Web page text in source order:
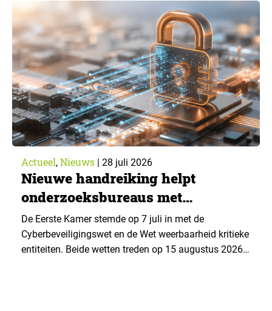
van What’s Happening Online & AI? 2026, het
jaarlijkse trendrapport van Ruigrok onderzoek &
advies over…
Actueel, Nieuws | 28 juli 2026
Nieuwe handreiking helpt
onderzoeksbureaus met
Cyberbeveiligingswet
De Eerste Kamer stemde op 7 juli in met de
Cyberbeveiligingswet en de Wet weerbaarheid kritieke
entiteiten. Beide wetten treden op 15 augustus 2026